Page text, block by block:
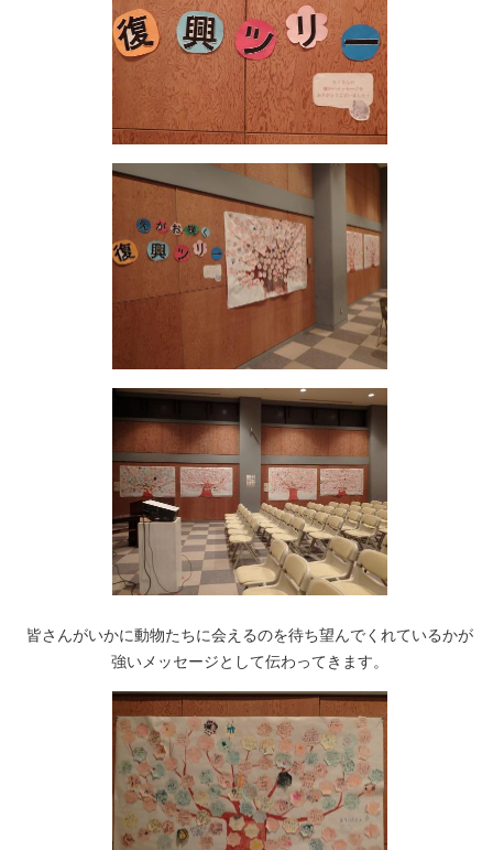
皆さんがいかに動物たちに会えるのを待ち望んでくれているかが
強いメッセージとして伝わってきます。